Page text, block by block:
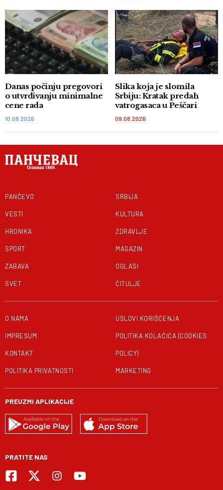
Danas počinju pregovori
o utvrđivanju minimalne
cene rada
10.08.2026
Slika koja je slomila
Srbiju: Kratak predah
vatrogasaca u Peščari
09.08.2026
PANČEVO
VESTI
HRONIKA
SPORT
ZABAVA
SVET
SRBIJA
KULTURA
ZDRAVLJE
MAGAZIN
OGLASI
ČITULJE
O NAMA
IMPRESUM
KONTAKT
POLITIKA PRIVATNOSTI
USLOVI KORIŠĆENJA
POLITIKA KOLAČIĆA (COOKIES
POLICY)
MARKETING
PREUZMI APLIKACIJE
PRATITE NAS